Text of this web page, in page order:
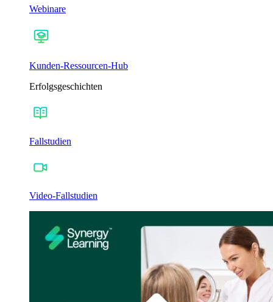
Webinare
Kunden-Ressourcen-Hub
Erfolgsgeschichten
Fallstudien
Video-Fallstudien